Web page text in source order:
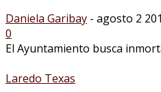
Daniela Garibay - agosto 2
0
El Ayuntamiento busca
Laredo Texas